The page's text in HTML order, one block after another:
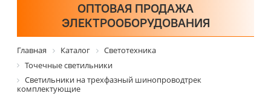
ОПТОВАЯ ПРОДАЖА
ЭЛЕКТРООБОРУДОВАНИЯ
Главная Каталог
Светотехника
Точечные светильники
Светильники на трехфазный шинопроводтрек
комплектующие